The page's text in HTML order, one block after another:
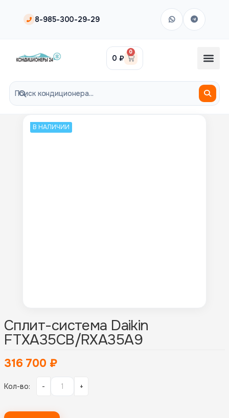
8-985-300-29-29
0 ₽
0
В НАЛИЧИИ
Сплит-система Daikin
FTXA35CB/RXA35A9
316 700 ₽
Кол-во: - +